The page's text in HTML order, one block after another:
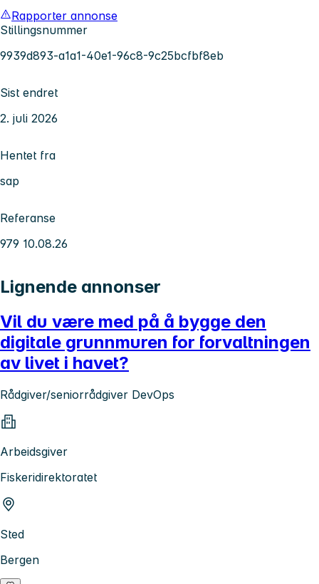
Rapporter annonse
Stillingsnummer
9939d893-a1a1-40e1-96c8-9c25bcfbf8eb
Sist endret
2. juli 2026
Hentet fra
sap
Referanse
979 10.08.26
Lignende annonser
Vil du være med på å bygge den
digitale grunnmuren for forvaltningen
av livet i havet?
Rådgiver/seniorrådgiver DevOps
Arbeidsgiver
Fiskeridirektoratet
Sted
Bergen